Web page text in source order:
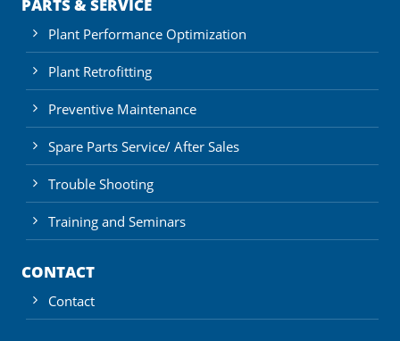
PARTS & SERVICE
Plant Performance Optimization
Plant Retrofitting
Preventive Maintenance
Spare Parts Service/ After Sales
Trouble Shooting
Training and Seminars
CONTACT
Contact